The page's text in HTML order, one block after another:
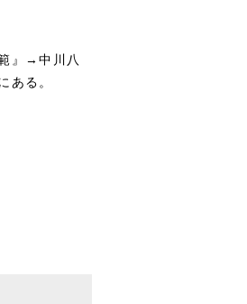
』→中川八
ある。